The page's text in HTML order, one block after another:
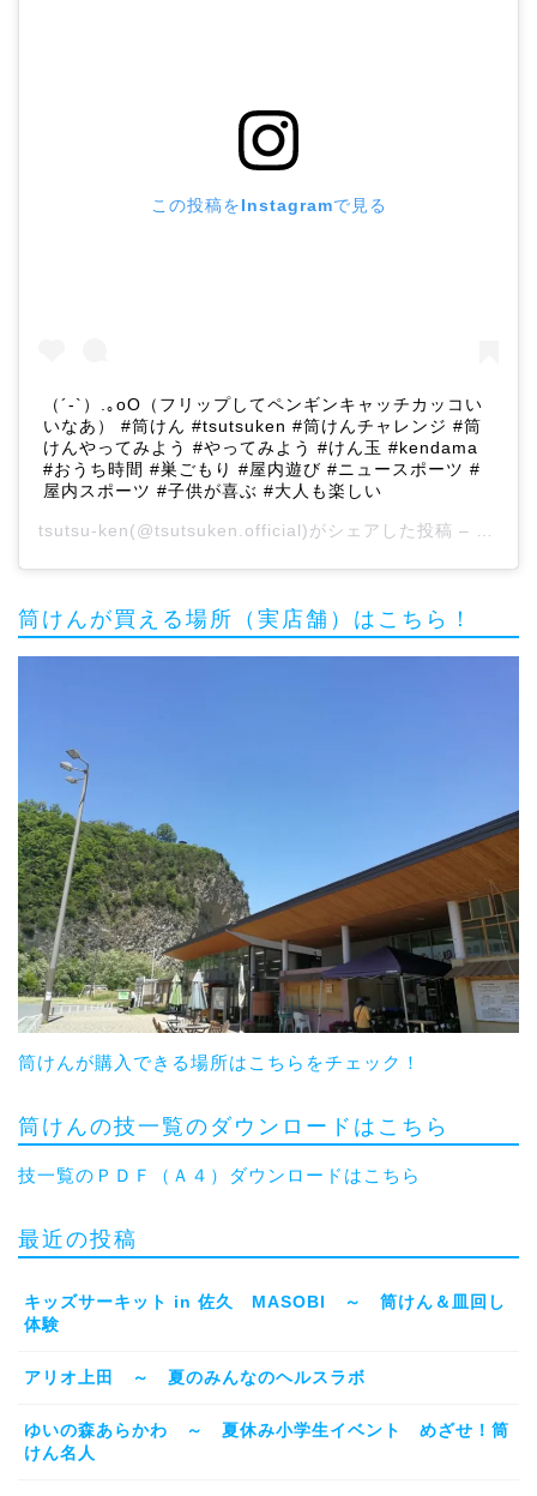
この投稿をInstagramで見る
（´-`）.｡oO（フリップしてペンギンキャッチカッコい
いなあ） #筒けん #tsutsuken #筒けんチャレンジ #筒
けんやってみよう #やってみよう #けん玉 #kendama
#おうち時間 #巣ごもり #屋内遊び #ニュースポーツ #
屋内スポーツ #子供が喜ぶ #大人も楽しい
tsutsu-ken(@tsutsuken.official)がシェアした投稿 – 2020
筒けんが買える場所（実店舗）はこちら！
筒けんが購入できる場所はこちらをチェック！
筒けんの技一覧のダウンロードはこちら
技一覧のＰＤＦ（Ａ４）ダウンロードはこちら
最近の投稿
キッズサーキット in 佐久 MASOBI ～ 筒けん＆皿回し
体験
アリオ上田 ～ 夏のみんなのヘルスラボ
ゆいの森あらかわ ～ 夏休み小学生イベント めざせ！筒
けん名人